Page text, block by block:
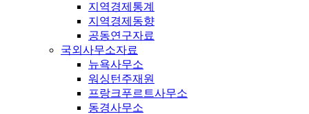
지역경제통계
지역경제동향
공동연구자료
국외사무소자료
뉴욕사무소
워싱턴주재원
프랑크푸르트사무소
동경사무소